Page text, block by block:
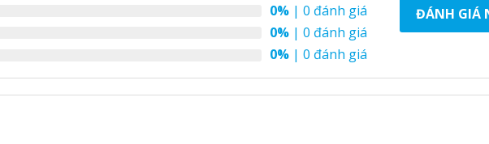
0% | 0 đánh giá
0% | 0 đánh giá
0% | 0 đánh giá
ĐÁNH GIÁ